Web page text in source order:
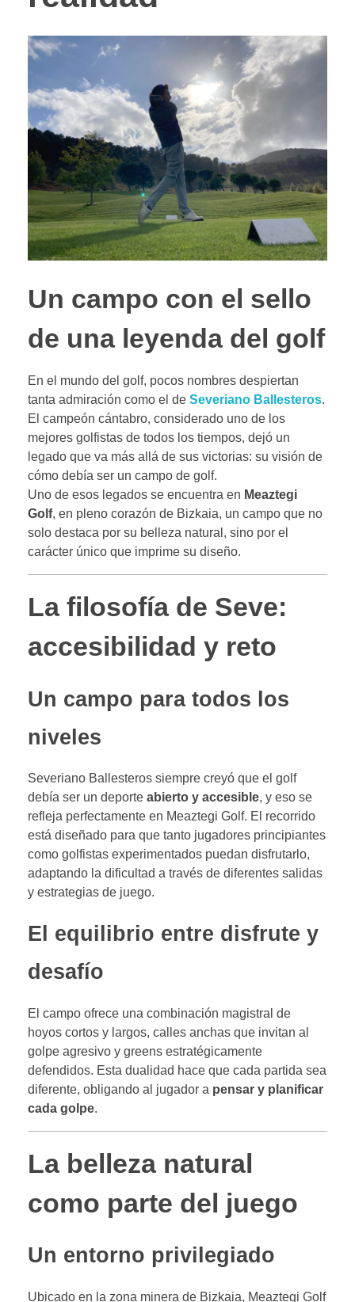
Un campo con el sello
de una leyenda del golf
En el mundo del golf, pocos nombres despiertan
tanta admiración como el de Severiano Ballesteros.
El campeón cántabro, considerado uno de los
mejores golfistas de todos los tiempos, dejó un
legado que va más allá de sus victorias: su visión de
cómo debía ser un campo de golf.
Uno de esos legados se encuentra en Meaztegi
Golf, en pleno corazón de Bizkaia, un campo que no
solo destaca por su belleza natural, sino por el
carácter único que imprime su diseño.
La filosofía de Seve:
accesibilidad y reto
Un campo para todos los
niveles
Severiano Ballesteros siempre creyó que el golf
debía ser un deporte abierto y accesible, y eso se
refleja perfectamente en Meaztegi Golf. El recorrido
está diseñado para que tanto jugadores principiantes
como golfistas experimentados puedan disfrutarlo,
adaptando la dificultad a través de diferentes salidas
y estrategias de juego.
El equilibrio entre disfrute y
desafío
El campo ofrece una combinación magistral de
hoyos cortos y largos, calles anchas que invitan al
golpe agresivo y greens estratégicamente
defendidos. Esta dualidad hace que cada partida sea
diferente, obligando al jugador a pensar y planificar
cada golpe.
La belleza natural
como parte del juego
Un entorno privilegiado
Ubicado en la zona minera de Bizkaia, Meaztegi Golf